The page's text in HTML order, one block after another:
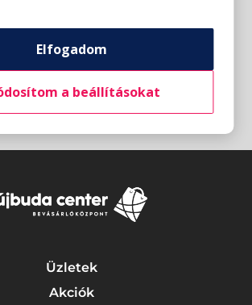
Üzletek
Akciók
Elfogadom
a beállításokat